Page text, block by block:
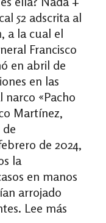
52 adscrita al
a la cual el
Francisco
en abril de
en las
narco «Pacho
Martínez,
de 2024,
la
en manos
arrojado
Lee más